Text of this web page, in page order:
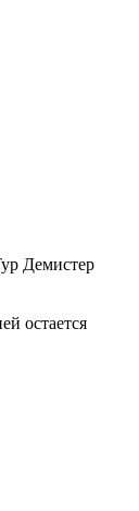
Демистер
остается